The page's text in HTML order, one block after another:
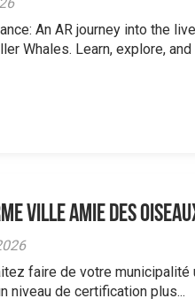
An AR journey into the
Whales. Learn, explore, and
Ville amie des
faire de votre
niveau de certification plus...